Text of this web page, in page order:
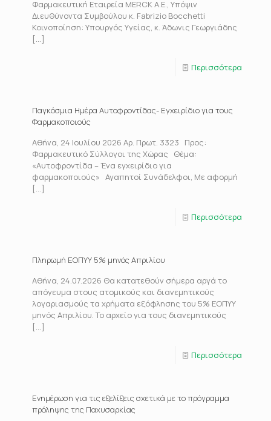
Φαρμακευτική Εταιρεία MERCK Α.Ε., Υπόψιν
Διευθύνοντα Συμβούλου κ. Fabrizio Bocchetti
Κοινοποίηση: Υπουργός Υγείας, κ. Άδωνις Γεωργιάδης
[…]
Περισσότερα
Παγκόσμια Ημέρα Αυτοφροντίδας- Εγχειρίδιο για τους
Φαρμακοποιούς
Αθήνα, 24 Ιουλίου 2026 Αρ. Πρωτ. 3323 Προς:
Φαρμακευτικό Σύλλογοι της Χώρας Θέμα:
«Αυτοφροντίδα – Ένα εγχειρίδιο για
φαρμακοποιούς» Αγαπητοί Συνάδελφοι, Με αφορμή
[…]
Περισσότερα
Πληρωμή ΕΟΠΥΥ 5% μηνός Απριλίου
Αθήνα, 24.07.2026 Θα κατατεθούν σήμερα αργά το
απόγευμα στους ατομικούς και διανεμητικούς
λογαριασμούς τα χρήματα εξόφλησης του 5% ΕΟΠΥΥ
μηνός Απριλίου. Το αρχείο για τους διανεμητικούς
[…]
Περισσότερα
Ενημέρωση για τις εξελίξεις σχετικά με το πρόγραμμα
πρόληψης της Παχυσαρκίας